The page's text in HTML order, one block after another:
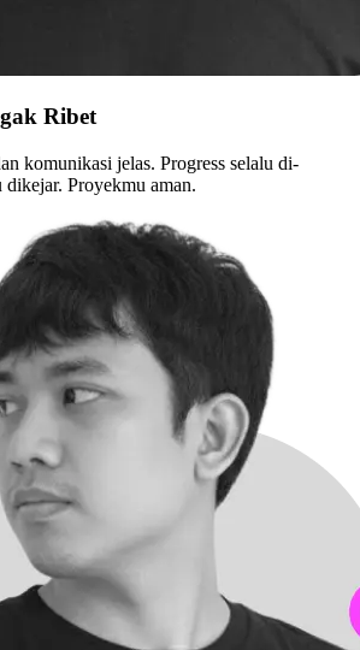
Ribet
komunikasi jelas. Progress selalu di-
dikejar. Proyekmu aman.